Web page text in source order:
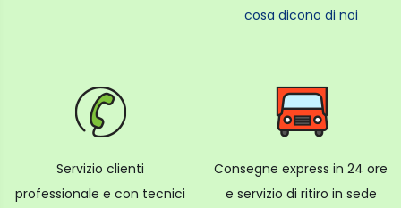
cosa dicono di noi
Servizio clienti
professionale e con tecnici
Consegne express in 24 ore
e servizio di ritiro in sede